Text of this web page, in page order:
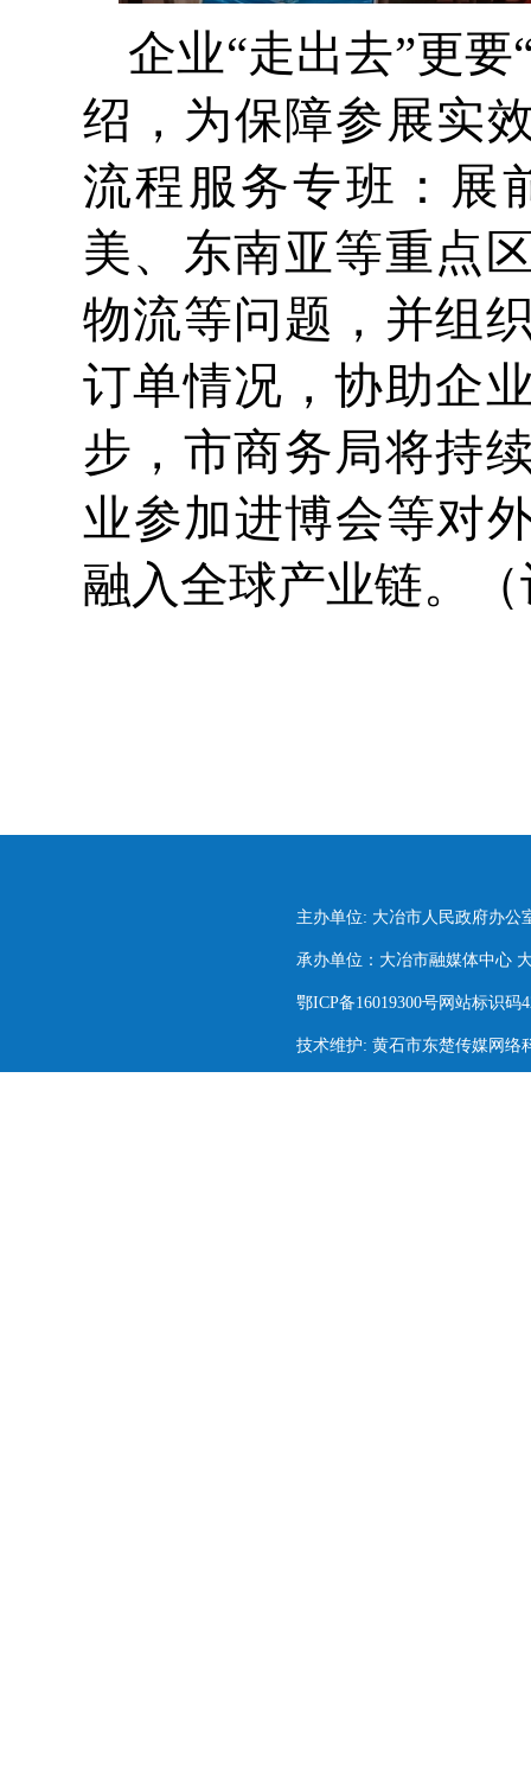
企业“走出去”更
绍，为保障参展实
流程服务专班：展
美、东南亚等重点
物流等问题，并组
订单情况，协助企
步，市商务局将持
业参加进博会等对
融入全球产业链。
主办单位: 大冶市人民政府办公
承办单位：大冶市融媒体中心
鄂ICP备16019300号网站标识码
技术维护: 黄石市东楚传媒网络